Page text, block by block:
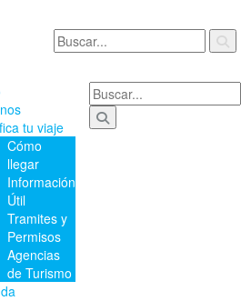
tu viaje
Cómo
llegar
Información
Útil
Tramites y
Permisos
Agencias
de Turismo